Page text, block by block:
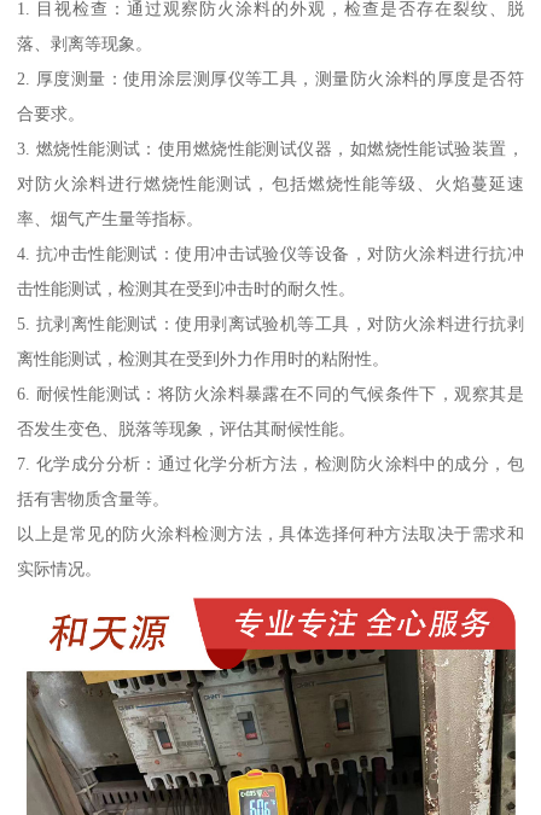
1. 目视检查：通过观察防火涂料的外观，检查是否存在裂纹、脱
落、剥离等现象。
2. 厚度测量：使用涂层测厚仪等工具，测量防火涂料的厚度是否符
合要求。
3. 燃烧性能测试：使用燃烧性能测试仪器，如燃烧性能试验装置，
对防火涂料进行燃烧性能测试，包括燃烧性能等级、火焰蔓延速
率、烟气产生量等指标。
4. 抗冲击性能测试：使用冲击试验仪等设备，对防火涂料进行抗冲
击性能测试，检测其在受到冲击时的耐久性。
5. 抗剥离性能测试：使用剥离试验机等工具，对防火涂料进行抗剥
离性能测试，检测其在受到外力作用时的粘附性。
6. 耐候性能测试：将防火涂料暴露在不同的气候条件下，观察其是
否发生变色、脱落等现象，评估其耐候性能。
7. 化学成分分析：通过化学分析方法，检测防火涂料中的成分，包
括有害物质含量等。
以上是常见的防火涂料检测方法，具体选择何种方法取决于需求和
实际情况。